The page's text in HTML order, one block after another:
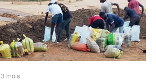
3 mois